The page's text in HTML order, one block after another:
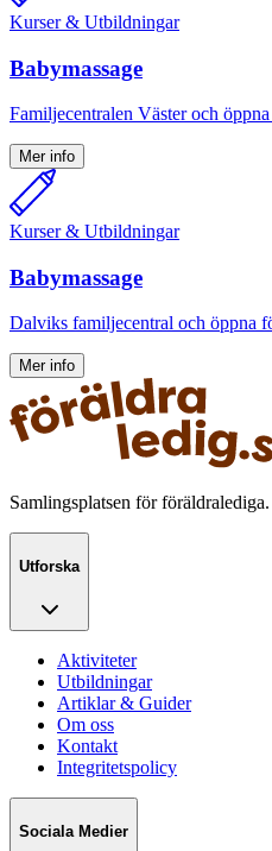
Kurser & Utbildningar
Babymassage
Familjecentralen Väster och
Mer info
Kurser & Utbildningar
Babymassage
Dalviks familjecentral och öppna
Mer info
Samlingsplatsen för föräldralediga.
Utforska
Aktiviteter
Utbildningar
Artiklar & Guider
Om oss
Kontakt
Integritetspolicy
Sociala Medier